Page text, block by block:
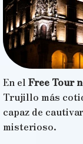
En el Free Tour
Trujillo más
capaz de
misterioso.